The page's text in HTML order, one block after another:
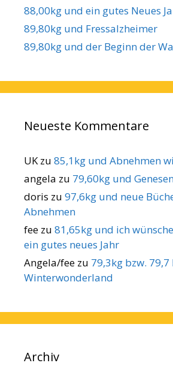
88,00kg und ein gutes Neues
89,80kg und Fressalzheimer
89,80kg und der Beginn der
Neueste Kommentare
UKzu 85,1kg und Abnehmen
angela zu 79,60kg und
doris zu 97,6kg und neue
Abnehmen
fee zu 81,65kg und ich
ein gutes neues Jahr
Angela/fee zu 79,3kg bzw.
Winterwonderland
Archiv